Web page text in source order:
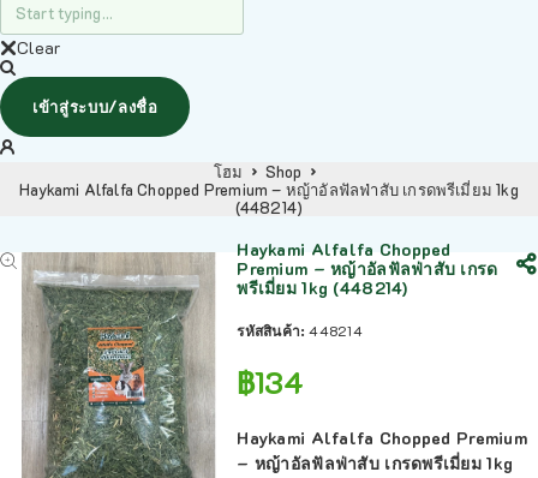
Clear
เข้าสู่ระบบ/ลงชื่อ
โฮม
Shop
Haykami Alfalfa Chopped Premium – หญ้าอัลฟัลฟ่าสับ เกรดพรีเมี่ยม 1kg
(448214)
Haykami Alfalfa Chopped
Premium – หญ้าอัลฟัลฟ่าสับ เกรด
พรีเมี่ยม 1kg (448214)
รหัสสินค้า:448214
฿134
Haykami Alfalfa Chopped Premium
– หญ้าอัลฟัลฟ่าสับ เกรดพรีเมี่ยม 1kg